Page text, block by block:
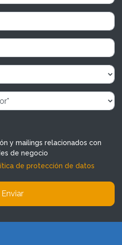
y mailings relacionados con
de negocio
de protección de datos
Enviar